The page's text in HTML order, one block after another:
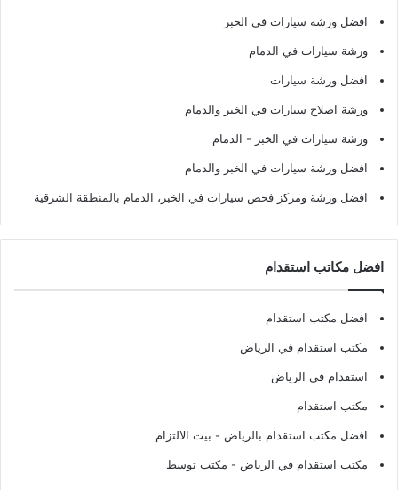
افضل ورشة سيارات في الخبر
ورشة سيارات في الدمام
افضل ورشة سيارات
ورشة اصلاح سيارات في الخبر والدمام
ورشة سيارات في الخبر - الدمام
افضل ورشة سيارات في الخبر والدمام
افضل ورشة ومركز فحص سيارات في الخبر، الدمام بالمنطقة الشرقية
افضل مكاتب استقدام
افضل مكتب استقدام
مكتب استقدام في الرياض
استقدام في الرياض
مكتب استقدام
افضل مكتب استقدام بالرياض - بيت الالتزام
مكتب استقدام في الرياض - مكتب توسط